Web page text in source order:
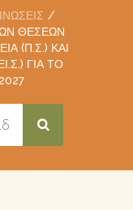
ΘΈΣΕΩΝ
(Π.Σ.) ΚΑΙ
ΓΙΑ ΤΟ